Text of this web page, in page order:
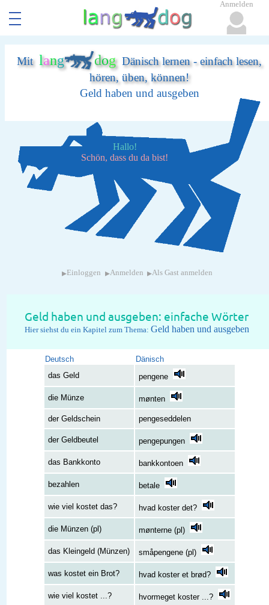
Mit lang dogDänisch lernen - einfach lesen,
hören, üben, können!
Geld haben und ausgeben
Hallo!
Schön, dass du da bist!
▸ Einloggen ▸Anmelden ▸Als Gast anmelden
Geld haben und ausgeben: einfache Wörter
Hier siehst du ein Kapitel zum Thema: Geld haben und ausgeben
Deutsch
Dänisch
das Geld
pengene
die Münze mønten
der Geldschein pengeseddelen
der Geldbeutel pengepungen
das Bankkonto bankkontoen
bezahlen betale
wie viel kostet das? hvad koster det?
die Münzen (pl) mønterne (pl)
das Kleingeld (Münzen) småpengene (pl)
was kostet ein Brot? hvad koster et brød?
wie viel kostet ...? hvormeget koster ...?
Anmelden